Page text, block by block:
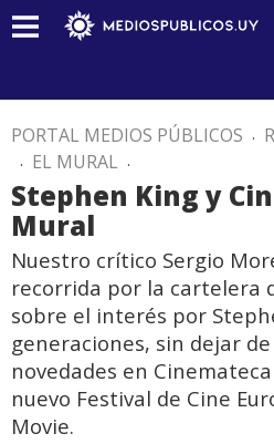
PORTAL MEDIOS PÚBLICOS .
. EL MURAL .
Stephen King y
Mural
Nuestro crítico Sergio
recorrida por la cartelera
sobre el interés por
generaciones, sin dejar
novedades en
nuevo Festival de Cine
Movie.